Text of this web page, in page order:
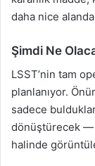
daha nice
Şimdi Ne
LSST’nin tam
planlanıyor.
sadece
dönüştürecek —
halinde